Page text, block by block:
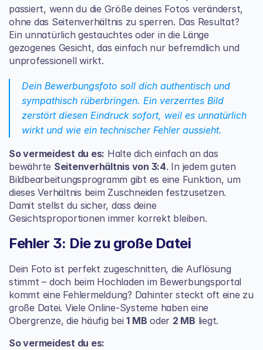
passiert, wenn du die Größe deines Fotos veränderst,
ohne das Seitenverhältnis zu sperren. Das Resultat?
Ein unnatürlich gestauchtes oder in die Länge
gezogenes Gesicht, das einfach nur befremdlich und
unprofessionell wirkt.
Dein Bewerbungsfoto soll dich authentisch und
sympathisch rüberbringen. Ein verzerrtes Bild
zerstört diesen Eindruck sofort, weil es unnatürlich
wirkt und wie ein technischer Fehler aussieht.
So vermeidest du es: Halte dich einfach an das
bewährte Seitenverhältnis von 3:4. In jedem guten
Bildbearbeitungsprogramm gibt es eine Funktion, um
dieses Verhältnis beim Zuschneiden festzusetzen.
Damit stellst du sicher, dass deine
Gesichtsproportionen immer korrekt bleiben.
Fehler 3: Die zu große Datei
Dein Foto ist perfekt zugeschnitten, die Auflösung
stimmt – doch beim Hochladen im Bewerbungsportal
kommt eine Fehlermeldung? Dahinter steckt oft eine zu
große Datei. Viele Online-Systeme haben eine
Obergrenze, die häufig bei 1 MB oder 2 MB liegt.
So vermeidest du es: